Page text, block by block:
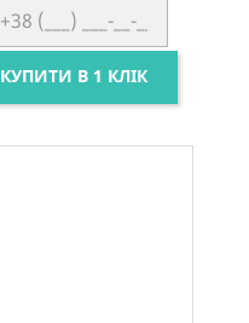
КУПИТИ В 1 КЛІК